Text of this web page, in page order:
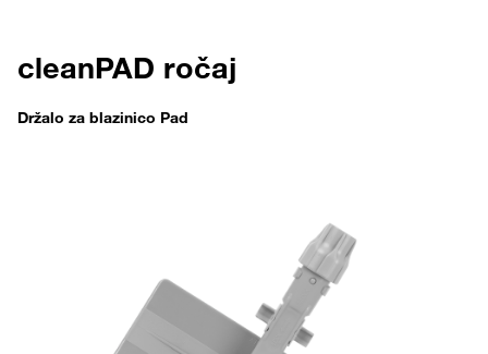
cleanPAD ročaj
Držalo za blazinico Pad